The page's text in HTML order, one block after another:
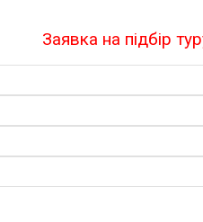
Заявка на підбір